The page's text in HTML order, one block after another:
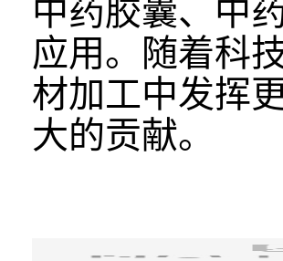
中药胶囊、中
应用。随着科
材加工中发挥
大的贡献。